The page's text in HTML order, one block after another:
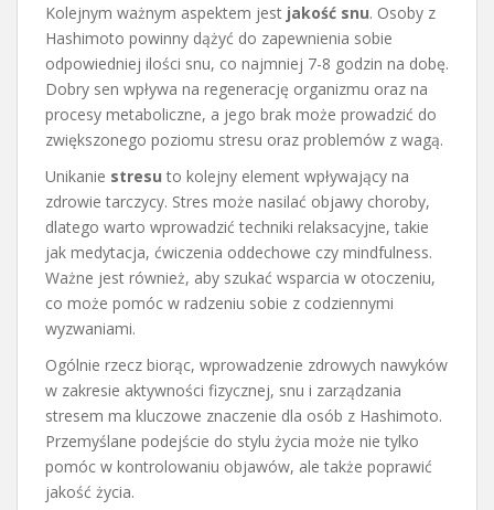
Kolejnym ważnym aspektem jest jakość snu. Osoby z
Hashimoto powinny dążyć do zapewnienia sobie
odpowiedniej ilości snu, co najmniej 7-8 godzin na dobę.
Dobry sen wpływa na regenerację organizmu oraz na
procesy metaboliczne, a jego brak może prowadzić do
zwiększonego poziomu stresu oraz problemów z wagą.
Unikanie stresu to kolejny element wpływający na
zdrowie tarczycy. Stres może nasilać objawy choroby,
dlatego warto wprowadzić techniki relaksacyjne, takie
jak medytacja, ćwiczenia oddechowe czy mindfulness.
Ważne jest również, aby szukać wsparcia w otoczeniu,
co może pomóc w radzeniu sobie z codziennymi
wyzwaniami.
Ogólnie rzecz biorąc, wprowadzenie zdrowych nawyków
w zakresie aktywności fizycznej, snu i zarządzania
stresem ma kluczowe znaczenie dla osób z Hashimoto.
Przemyślane podejście do stylu życia może nie tylko
pomóc w kontrolowaniu objawów, ale także poprawić
jakość życia.